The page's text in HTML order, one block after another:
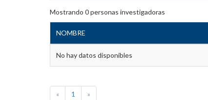
Mostrando 0personas investigadoras
NOMBRE
No hay datos disponibles
« 1 »